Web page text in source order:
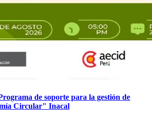
de soporte para la gestión de
Circular" Inacal